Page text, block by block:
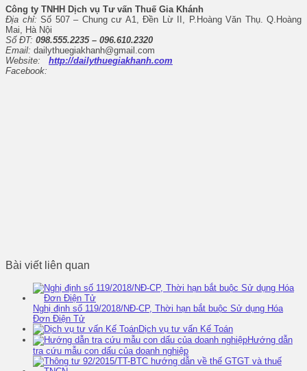
Công ty TNHH Dịch vụ Tư vấn Thuế Gia Khánh
Địa chỉ: Số 507 – Chung cư A1, Đền Lừ II, P.Hoàng Văn Thụ. Q.Hoàng
Mai, Hà Nội
Số ĐT: 098.555.2235 – 096.610.2320
Email: dailythuegiakhanh@gmail.com
Website:
http://dailythuegiakhanh.com
Facebook:
Bài viết liên quan
Nghị định số 119/2018/NĐ-CP, Thời hạn bắt buộc Sử dụng Hóa
Đơn Điện Tử
Dịch vụ tư vấn Kế Toán
Hướng dẫn
tra cứu mẫu con dấu của doanh nghiệp